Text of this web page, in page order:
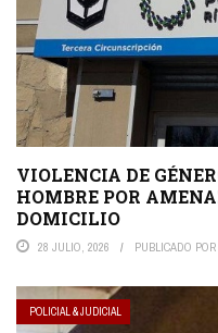
VIOLENCIA DE
HOMBRE POR
DOMICILIO
28 JULIO, 2026 PUBLICADO POR
POLICIAL & JUDICIAL